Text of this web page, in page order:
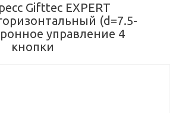
Gifttec EXPERT
(d=7.5-
управление 4
кнопки